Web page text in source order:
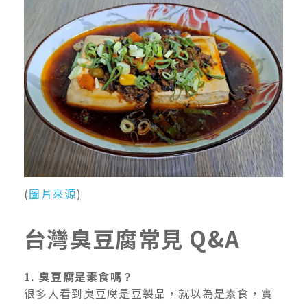
(圖片來源)
台灣臭豆腐常見 Q&A
1. 臭豆腐是素食嗎？
很多人看到臭豆腐是豆製品，就以為是素食，實